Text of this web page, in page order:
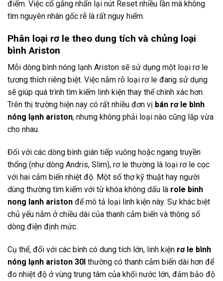
điểm. Việc cố gắng nhấn lại nút Reset nhiều lần mà không
tìm nguyên nhân gốc rễ là rất nguy hiểm.
Phân loại rơ le theo dung tích và chủng loại
bình Ariston
Mỗi dòng bình nóng lạnh Ariston sẽ sử dụng một loại rơ le
tương thích riêng biệt. Việc nắm rõ loại rơ le đang sử dụng
sẽ giúp quá trình tìm kiếm linh kiện thay thế chính xác hơn.
Trên thị trường hiện nay có rất nhiều đơn vị bán rơ le bình
nóng lạnh ariston, nhưng không phải loại nào cũng lắp vừa
cho nhau.
Đối với các dòng bình gián tiếp vuông hoặc ngang truyền
thống (như dòng Andris, Slim), rơ le thường là loại rơ le cọc
với hai cảm biến nhiệt độ. Một số thợ kỹ thuật hay người
dùng thường tìm kiếm với từ khóa không dấu là role binh
nong lanh ariston để mô tả loại linh kiện này. Sự khác biệt
chủ yếu nằm ở chiều dài của thanh cảm biến và thông số
dòng điện định mức.
Cụ thể, đối với các bình có dung tích lớn, linh kiện rơ le bình
nóng lạnh ariston 30l thường có thanh cảm biến dài hơn để
đo nhiệt độ ở vùng trung tâm của khối nước lớn, đảm bảo độ